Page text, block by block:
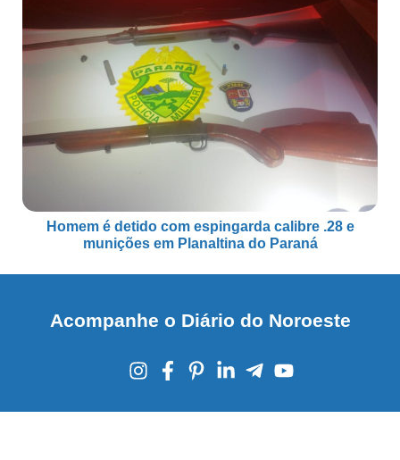
Homem é detido com espingarda calibre .28 e
munições em Planaltina do Paraná
Acompanhe o Diário do Noroeste